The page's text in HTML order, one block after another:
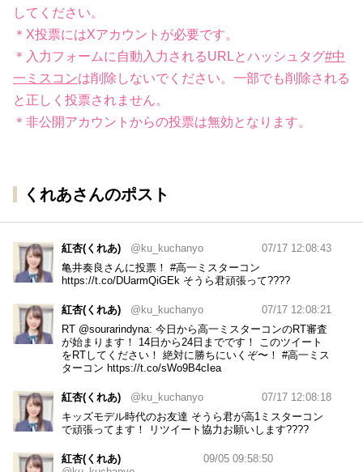
してください。
＊X投票にはXアカウントが必要です。
＊入力フォームに自動入力されるURLとハッシュタグ#中
一ミスコンは削除しないでください。一部でも削除される
と正しく投票されません。
＊非公開アカウントからの投票は無効となります。
くれあさんのポスト
紅杏(くれあ) @ku_kuchanyo
07/17 12:08:43
亀井奏良さんに投票！ #高一ミスターコン
https://t.co/DUarmQiGEk そうら君頑張って????
紅杏(くれあ) @ku_kuchanyo
07/17 12:08:21
RT @sourarindyna: 今日から高一ミスターコンのRT審査
が始まります！ 14日から24日までです！ このツイート
をRTしてください！ 絶対に勝ちにいくぞ〜！ #高一ミス
ターコン https://t.co/sWo9B4cIea
紅杏(くれあ) @ku_kuchanyo
07/17 12:08:18
キッズモデル時代のお友達 そうら君が高1ミスターコン
で頑張ってます！ リツイート協力お願いします????
紅杏(くれあ)
09/05 09:58:50